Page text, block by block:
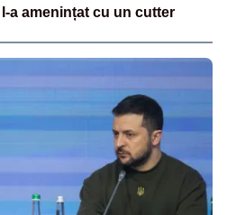
a amenințat cu un cutter